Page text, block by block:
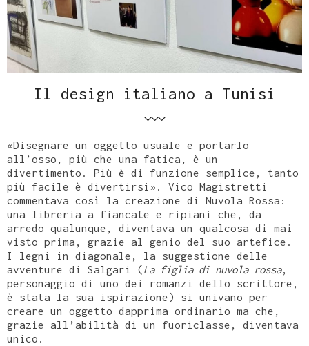
Il design italiano a Tunisi
«Disegnare un oggetto usuale e portarlo
all’osso, più che una fatica, è un
divertimento. Più è di funzione semplice, tanto
più facile è divertirsi». Vico Magistretti
commentava così la creazione di Nuvola Rossa:
una libreria a fiancate e ripiani che, da
arredo qualunque, diventava un qualcosa di mai
visto prima, grazie al genio del suo artefice.
I legni in diagonale, la suggestione delle
avventure di Salgari (La figlia di nuvola rossa,
personaggio di uno dei romanzi dello scrittore,
è stata la sua ispirazione) si univano per
creare un oggetto dapprima ordinario ma che,
grazie all’abilità di un fuoriclasse, diventava
unico.